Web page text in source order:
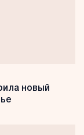
новый